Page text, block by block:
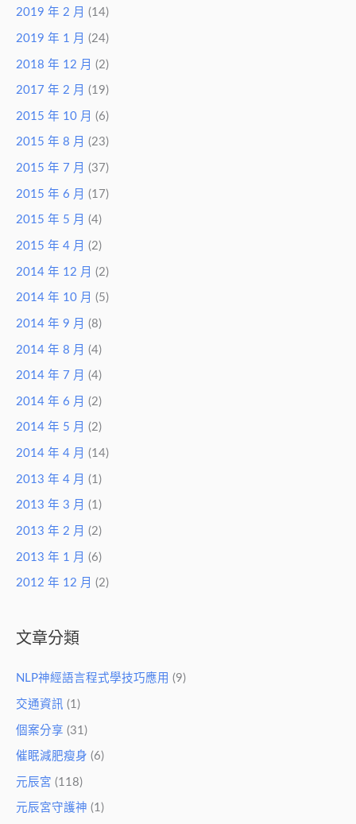
2019 年 2 月 (14)
2019 年 1 月 (24)
2018 年 12 月 (2)
2017 年 2 月 (19)
2015 年 10 月 (6)
2015 年 8 月 (23)
2015 年 7 月 (37)
2015 年 6 月 (17)
2015 年 5 月 (4)
2015 年 4 月 (2)
2014 年 12 月 (2)
2014 年 10 月 (5)
2014 年 9 月 (8)
2014 年 8 月 (4)
2014 年 7 月 (4)
2014 年 6 月 (2)
2014 年 5 月 (2)
2014 年 4 月 (14)
2013 年 4 月 (1)
2013 年 3 月 (1)
2013 年 2 月 (2)
2013 年 1 月 (6)
2012 年 12 月 (2)
文章分類
NLP神經語言程式學技巧應用 (9)
交通資訊 (1)
個案分享 (31)
催眠減肥瘦身 (6)
元辰宮 (118)
元辰宮守護神 (1)